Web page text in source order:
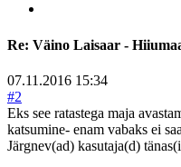
Re: Väino Laisaar -
07.11.2016 15:34
#2
Eks see ratastega maja
katsumine- enam vabaks ei saa
Järgnev(ad) kasutaja(d)